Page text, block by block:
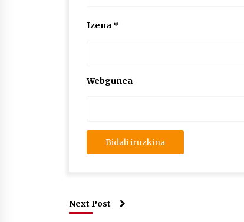
Izena *
Webgunea
Next Post